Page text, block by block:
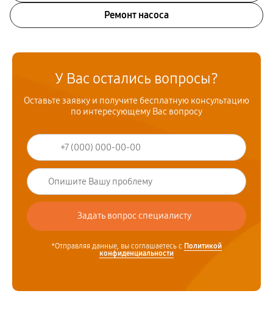
Ремонт насоса
У Вас остались вопросы?
Оставьте заявку и получите бесплатную консультацию
по интересующему Вас вопросу
*Отправляя данные, вы соглашаетесь с Политикой
конфиденциальности